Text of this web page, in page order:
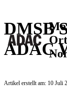
DMSB
ADAC
Artikel erstellt am: 10 Juli